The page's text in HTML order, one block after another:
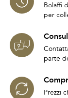
Bolaffi
per
parte
Prezzi